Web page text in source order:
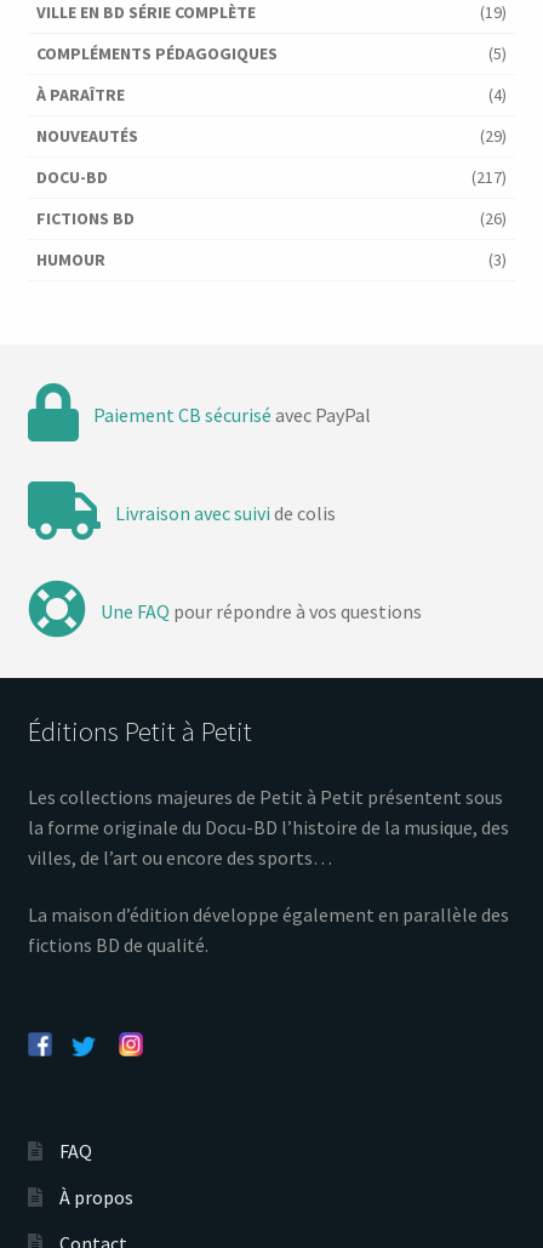
VILLE EN BD SÉRIE COMPLÈTE
(19)
COMPLÉMENTS PÉDAGOGIQUES
(5)
À PARAÎTRE
(4)
NOUVEAUTÉS
(29)
DOCU-BD
(217)
FICTIONS BD
(26)
HUMOUR
(3)
Paiement CB sécurisé avec PayPal
Livraison avec suivi de colis
Une FAQ pour répondre à vos questions
Éditions Petit à Petit
Les collections majeures de Petit à Petit présentent sous
la forme originale du Docu-BD l’histoire de la musique, des
villes, de l’art ou encore des sports…
La maison d’édition développe également en parallèle des
fictions BD de qualité.
FAQ
À propos
Contact